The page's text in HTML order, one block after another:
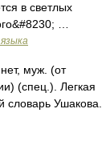
в светлых
…
муж. (от
(спец.). Легкая
словарь Ушакова.